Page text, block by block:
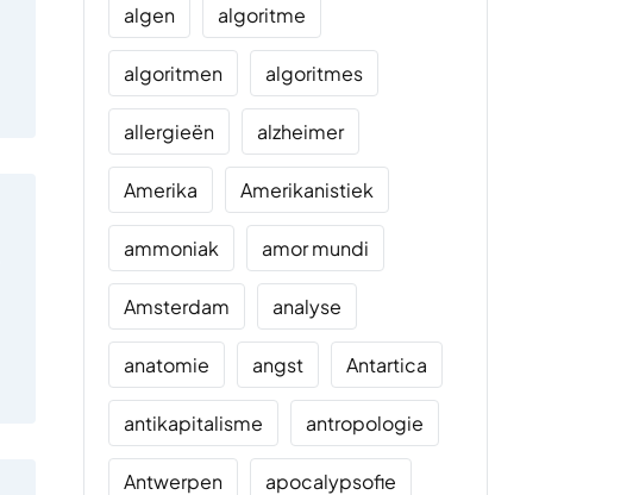
algen algoritme
algoritmen algoritmes
allergieën alzheimer
Amerika Amerikanistiek
ammoniak amor mundi
Amsterdam analyse
anatomie angst Antartica
antikapitalisme antropologie
Antwerpen apocalypsofie